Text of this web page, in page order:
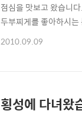
점심을 맛보고 왔습니
두부찌게를 좋아하시
요 ^^ 어느 교과서에 실
2010.09.09
횡성에 다녀왔